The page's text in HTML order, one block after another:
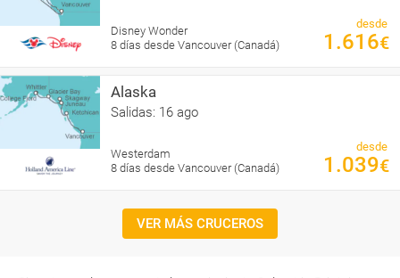
Disney Wonder
8 días desde Vancouver (Canadá)
desde
1.616€
Alaska
Salidas: 16 ago
Westerdam
8 días desde Vancouver (Canadá)
desde
1.039€
VER MÁS CRUCEROS